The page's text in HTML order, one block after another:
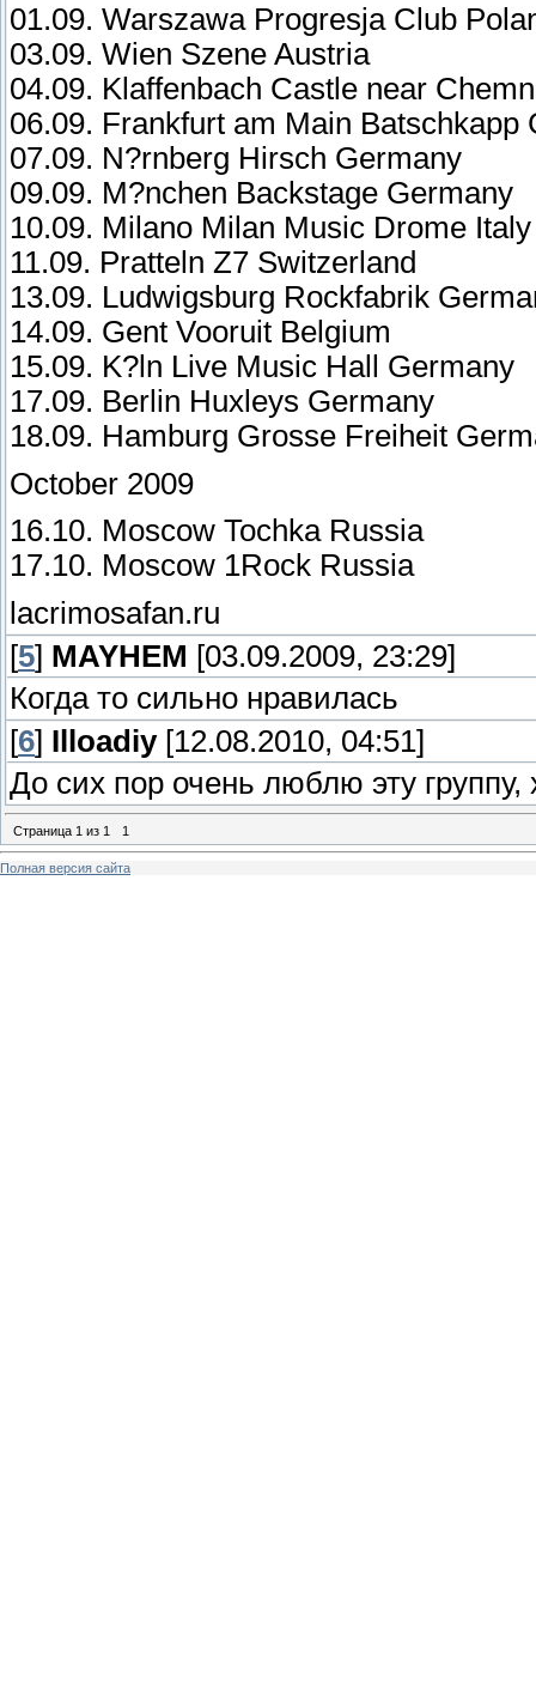
01.09. Warszawa Progresja Club
03.09. Wien Szene Austria
04.09. Klaffenbach Castle near
06.09. Frankfurt am Main Batschkapp
07.09. N?rnberg Hirsch Germany
09.09. M?nchen Backstage Germany
10.09. Milano Milan Music Drome Italy
11.09. Pratteln Z7 Switzerland
13.09. Ludwigsburg Rockfabrik
14.09. Gent Vooruit Belgium
15.09. K?ln Live Music Hall Germany
17.09. Berlin Huxleys Germany
18.09. Hamburg Grosse Freiheit
October 2009
16.10. Moscow Tochka Russia
17.10. Moscow 1Rock Russia
lacrimosafan.ru
[5] MAYHEM [03.09.2009, 23:29]
Когда то сильно нравилась
[6] Illoadiy[12.08.2010, 04:51]
До сих пор очень люблю эту группу,
Страница 1 из 1 1
Полная версия сайта